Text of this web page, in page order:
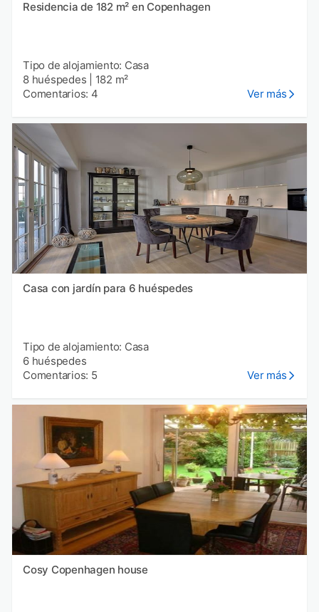
Residencia de 182 m² en Copenhagen
Tipo de alojamiento: Casa
8 huéspedes
182 m²
Comentarios: 4
Ver más
Casa con jardín para 6 huéspedes
Tipo de alojamiento: Casa
6 huéspedes
Comentarios: 5
Ver más
Cosy Copenhagen house